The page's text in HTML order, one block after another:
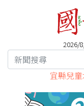
2026/
宜縣兒